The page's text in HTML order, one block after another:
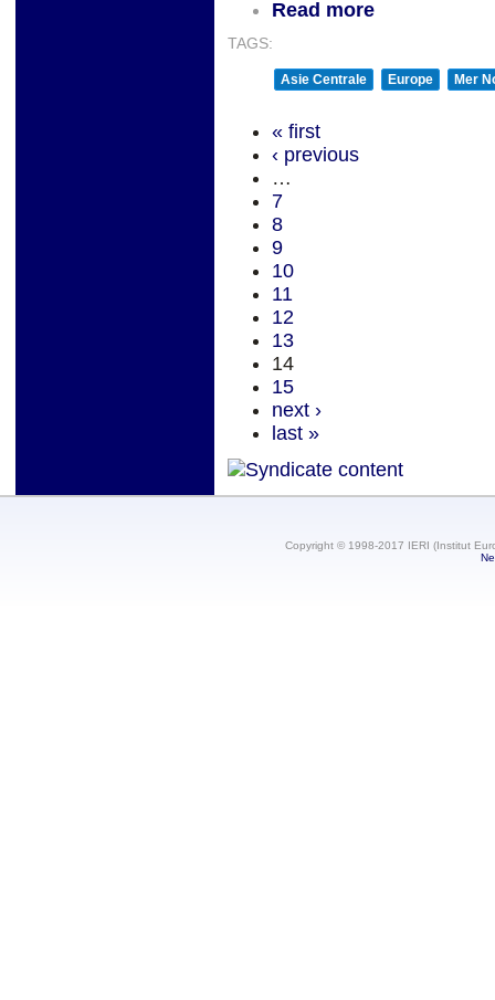
Read more
TAGS:
Asie Centrale Europe Mer
« first
‹ previous
…
7
8
9
10
11
12
13
14
15
next ›
last »
Copyright © 1998-2017 IERI (Institut